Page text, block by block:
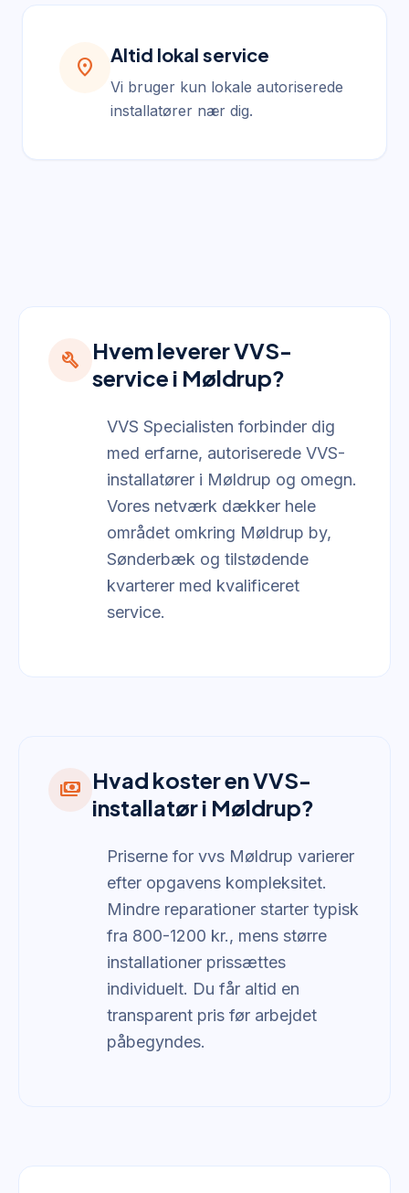
location_on
Altid lokal service
Vi bruger kun lokale autoriserede
installatører nær dig.
build
Hvem leverer VVS-
service i Møldrup?
VVS Specialisten forbinder dig
med erfarne, autoriserede VVS-
installatører i Møldrup og omegn.
Vores netværk dækker hele
området omkring Møldrup by,
Sønderbæk og tilstødende
kvarterer med kvalificeret
service.
payments Hvad koster en VVS-
installatør i Møldrup?
Priserne for vvs Møldrup varierer
efter opgavens kompleksitet.
Mindre reparationer starter typisk
fra 800-1200 kr., mens større
installationer prissættes
individuelt. Du får altid en
transparent pris før arbejdet
påbegyndes.